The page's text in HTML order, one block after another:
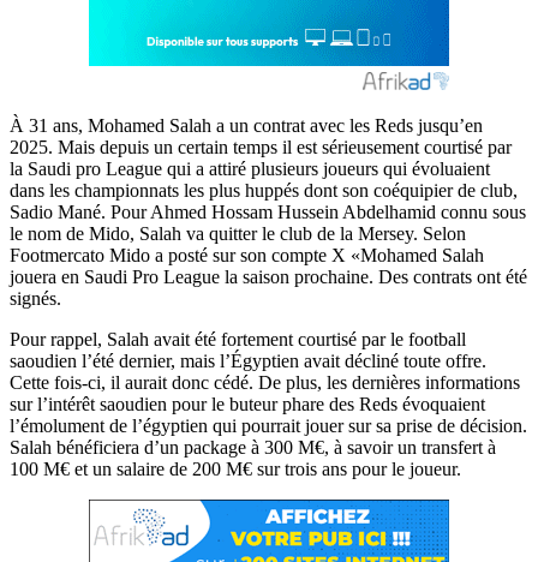
À 31 ans, Mohamed Salah a un contrat avec les Reds jusqu’en
2025. Mais depuis un certain temps il est sérieusement courtisé par
la Saudi pro League qui a attiré plusieurs joueurs qui évoluaient
dans les championnats les plus huppés dont son coéquipier de club,
Sadio Mané. Pour Ahmed Hossam Hussein Abdelhamid connu sous
le nom de Mido, Salah va quitter le club de la Mersey. Selon
Footmercato Mido a posté sur son compte X «Mohamed Salah
jouera en Saudi Pro League la saison prochaine. Des contrats ont été
signés.
Pour rappel, Salah avait été fortement courtisé par le football
saoudien l’été dernier, mais l’Égyptien avait décliné toute offre.
Cette fois-ci, il aurait donc cédé. De plus, les dernières informations
sur l’intérêt saoudien pour le buteur phare des Reds évoquaient
l’émolument de l’égyptien qui pourrait jouer sur sa prise de décision.
Salah bénéficiera d’un package à 300 M€, à savoir un transfert à
100 M€ et un salaire de 200 M€ sur trois ans pour le joueur.